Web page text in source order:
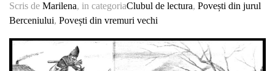
Scris de Marilena, in categoriaClubul de lectura, Povești din jurul
Berceniului, Povești din vremuri vechi